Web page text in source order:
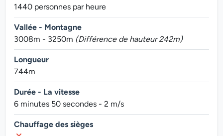
1440 personnes par heure
Vallée - Montagne
3008m - 3250m (Différence de hauteur 242m)
Longueur
744m
Durée - La vitesse
6 minutes 50 secondes - 2 m/s
Chauffage des sièges